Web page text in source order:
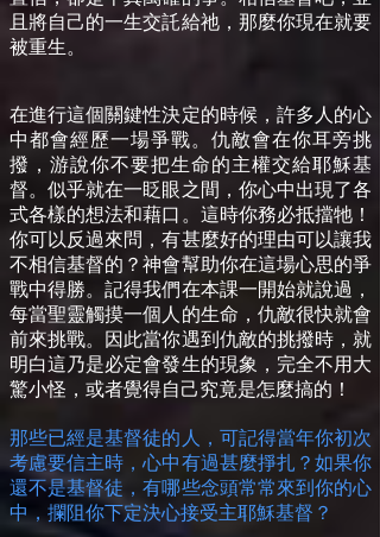
且將自己的一生交託給祂，那麼你現在就要
被重生。
在進行這個關鍵性決定的時候，許多人的心
中都會經歷一場爭戰。仇敵會在你耳旁挑
撥，游說你不要把生命的主權交給耶穌基
督。似乎就在一眨眼之間，你心中出現了各
式各樣的想法和藉口。這時你務必抵擋牠！
你可以反過來問，有甚麼好的理由可以讓我
不相信基督的？神會幫助你在這場心思的爭
戰中得勝。記得我們在本課一開始就說過，
每當聖靈觸摸一個人的生命，仇敵很快就會
前來挑戰。因此當你遇到仇敵的挑撥時，就
明白這乃是必定會發生的現象，完全不用大
驚小怪，或者覺得自己究竟是怎麼搞的！
那些已經是基督徒的人，可記得當年你初次
考慮要信主時，心中有過甚麼掙扎？如果你
還不是基督徒，有哪些念頭常常來到你的心
中，攔阻你下定決心接受主耶穌基督？